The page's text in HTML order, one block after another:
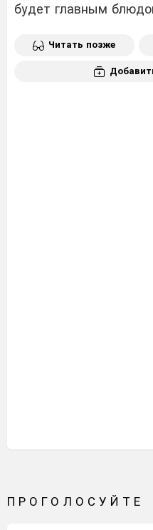
будет главным
Читать позже
ПРОГОЛОСУЙТЕ